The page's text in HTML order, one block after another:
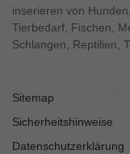
inserieren von
Tierbedarf, Fischen,
Schlangen, Reptilien,
Sitemap
Sicherheitshinweise
Datenschutzerklärung